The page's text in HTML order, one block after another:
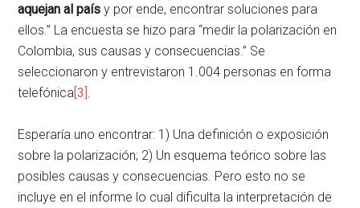
aquejan al país y por ende, encontrar soluciones para
ellos.” La encuesta se hizo para “medir la polarización en
Colombia, sus causas y consecuencias.” Se
seleccionaron y entrevistaron 1.004 personas en forma
telefónica[3].
Esperaría uno encontrar: 1) Una definición o exposición
sobre la polarización; 2) Un esquema teórico sobre las
posibles causas y consecuencias. Pero esto no se
incluye en el informe lo cual dificulta la interpretación de